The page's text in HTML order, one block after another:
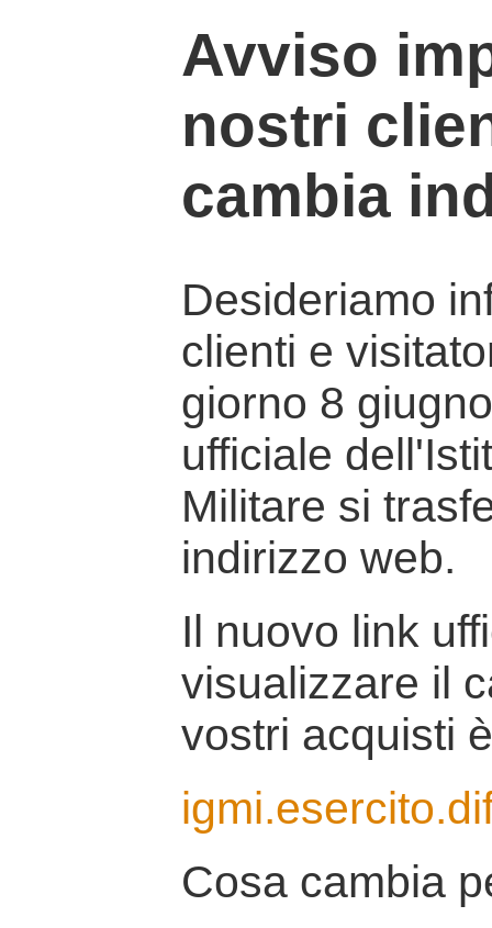
Avviso
nostri
cambia
Desideriamo
clienti e
giorno 8
ufficiale
Militare si
indirizzo web.
Il nuovo link
visualizzare il
vostri acquisti
Cosa cambia